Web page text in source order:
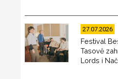
27.07.2026
Festival
Tasově
Lords i